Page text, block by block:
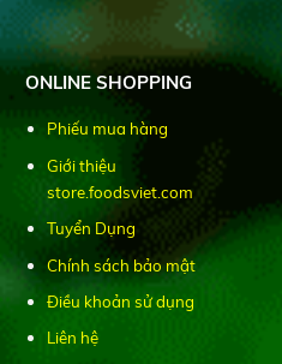
ONLINE SHOPPING
Phiếu mua hàng
Giới thiệu
store.foodsviet.com
Tuyển Dụng
Chính sách bảo mật
Điều khoản sử dụng
Liên hệ